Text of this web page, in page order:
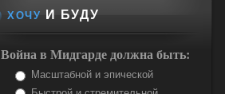
ХОЧУ И БУДУ
Война в Мидгарде должна быть:
Масштабной и эпической